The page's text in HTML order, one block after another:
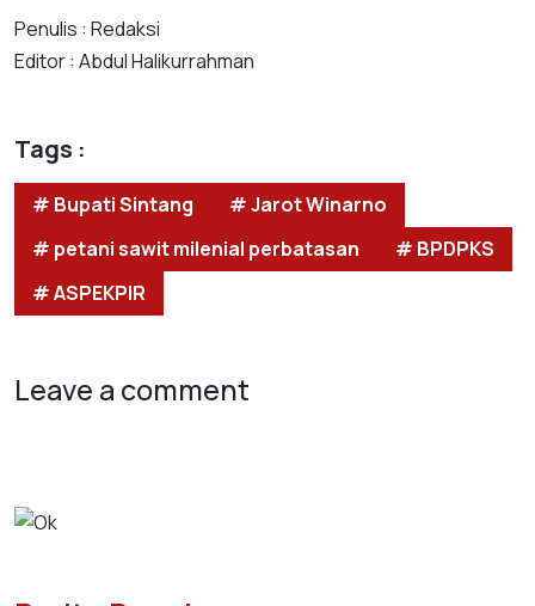
Penulis : Redaksi
Editor : Abdul Halikurrahman
Tags :
# Bupati Sintang
# Jarot Winarno
# petani sawit milenial perbatasan
# BPDPKS
# ASPEKPIR
Leave a comment